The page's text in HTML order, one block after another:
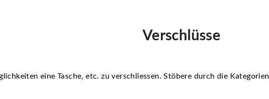
Verschlüsse
eine Tasche, etc. zu verschliessen. Stöbere durch die Kategorien